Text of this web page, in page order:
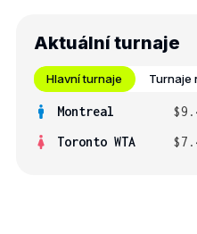
Aktuální turnaje
Hlavní turnaje Turnaje
Montreal
Toronto WTA